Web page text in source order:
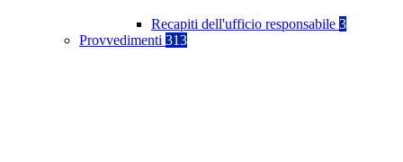
Recapiti dell'ufficio responsabile 3
Provvedimenti 313